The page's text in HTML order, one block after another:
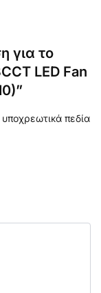
για το
LED Fan
πεδία